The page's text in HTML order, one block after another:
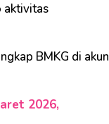
aktivitas
BMKG di akun
2026,